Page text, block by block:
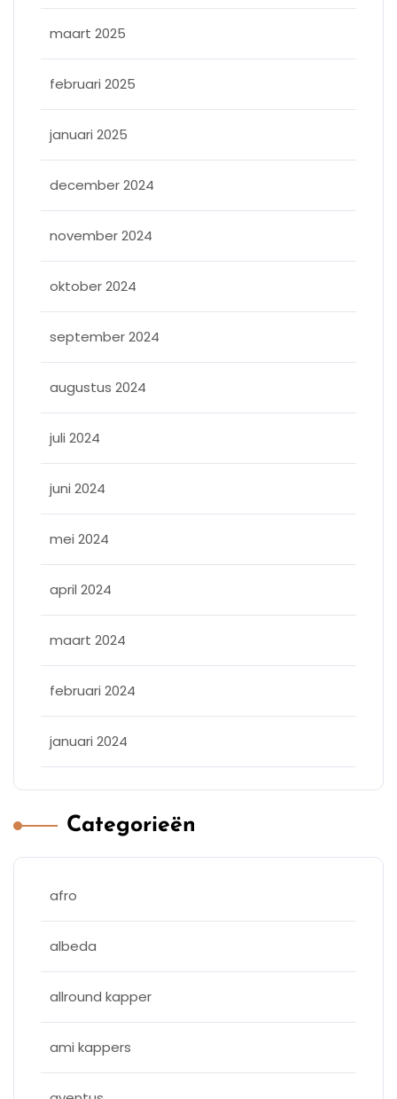
maart 2025
februari 2025
januari 2025
december 2024
november 2024
oktober 2024
september 2024
augustus 2024
juli 2024
juni 2024
mei 2024
april 2024
maart 2024
februari 2024
januari 2024
Categorieën
afro
albeda
allround kapper
ami kappers